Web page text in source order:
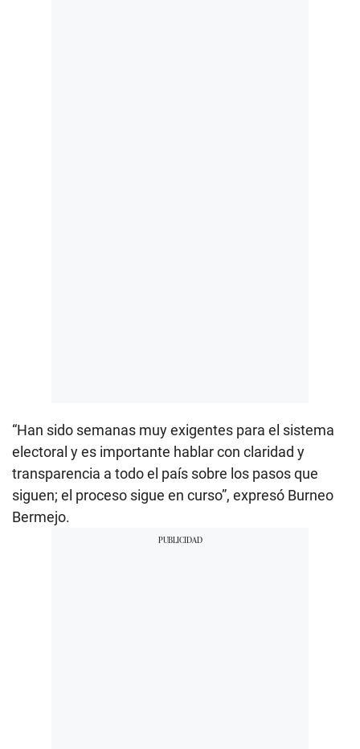
“Han sido semanas muy exigentes para el sistema
electoral y es importante hablar con claridad y
transparencia a todo el país sobre los pasos que
siguen; el proceso sigue en curso”, expresó Burneo
Bermejo.